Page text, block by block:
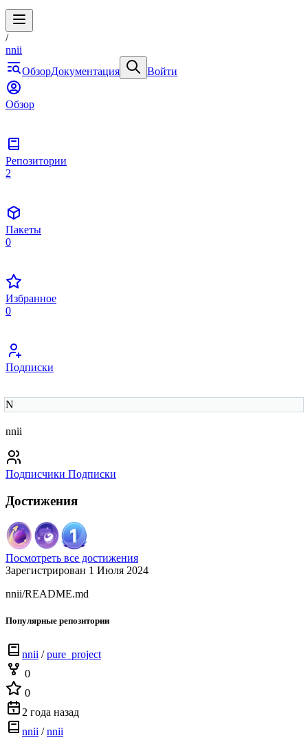
/
nnii
ОбзорДокументация Войти
Обзор
Репозитории
2
Пакеты
0
Избранное
0
Подписки
N
nnii
Подписчики Подписки
Достижения
Посмотреть все достижения
Зарегистрирован 1 Июля 2024
nnii/README.md
Популярные репозитории
nnii /pure_project
0
0
2 года назад
nnii /nnii